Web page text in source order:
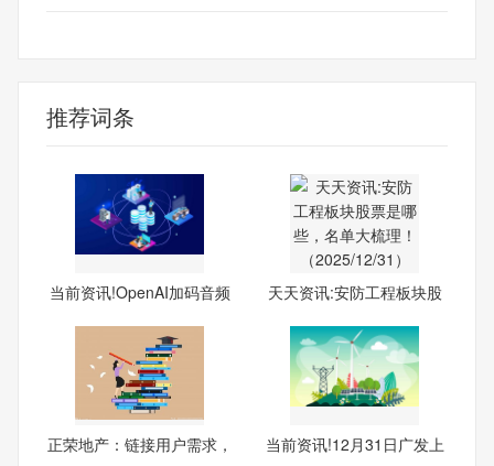
推荐词条
当前资讯!OpenAI加码音频
天天资讯:安防工程板块股
正荣地产：链接用户需求，
当前资讯!12月31日广发上